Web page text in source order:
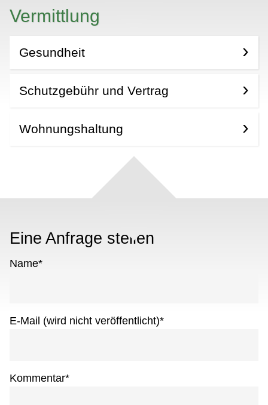
Vermittlung
Gesundheit
Schutzgebühr und Vertrag
Wohnungshaltung
Eine Anfrage stellen
Name*
E-Mail (wird nicht veröffentlicht)*
Kommentar*